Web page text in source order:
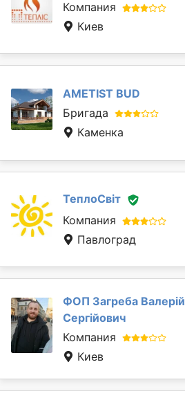
Компания
Киев
AMETIST BUD
Бригада
Каменка
ТеплоСвіт
Компания
Павлоград
ФОП Загреба Валерій
Сергійович
Компания
Киев